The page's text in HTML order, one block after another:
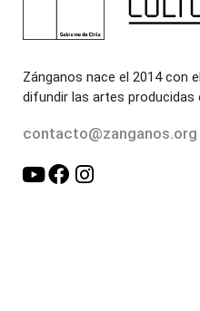
Zánganos nace el 2014 con
difundir las artes producidas
contacto@zanganos.org